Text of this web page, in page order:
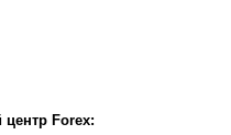
Forex: